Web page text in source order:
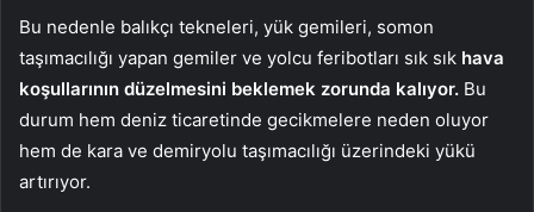
Bu nedenle balıkçı tekneleri, yük gemileri, somon
taşımacılığı yapan gemiler ve yolcu feribotları sık sık hava
koşullarının düzelmesini beklemek zorunda kalıyor. Bu
durum hem deniz ticaretinde gecikmelere neden oluyor
hem de kara ve demiryolu taşımacılığı üzerindeki yükü
artırıyor.